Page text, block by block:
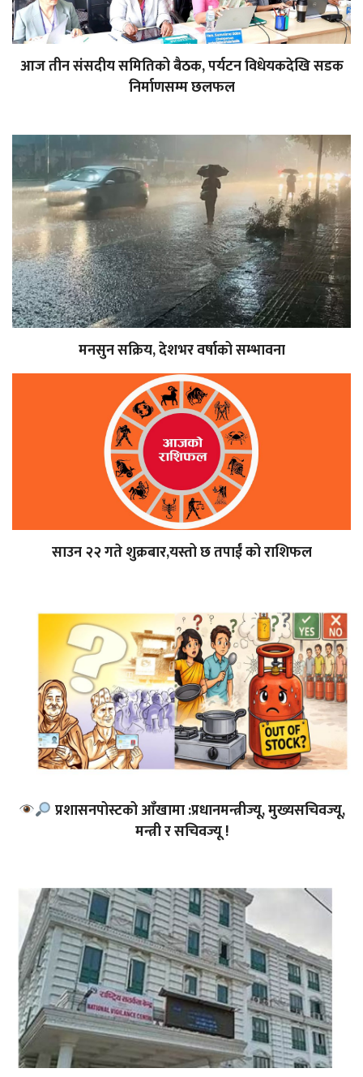
आज तीन संसदीय समितिको बैठक, पर्यटन विधेयकदेखि सडक
निर्माणसम्म छलफल
मनसुन सक्रिय, देशभर वर्षाको सम्भावना
साउन २२ गते शुक्रबार,यस्तो छ तपाईं को राशिफल
प्रशासनपोस्टको आँखामा :प्रधानमन्त्रीज्यू, मुख्यसचिवज्यू,
मन्त्री र सचिवज्यू !